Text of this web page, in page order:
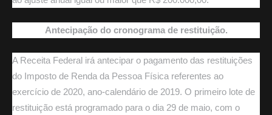
Antecipação do cronograma de restituição.
A Receita Federal irá antecipar o pagamento das restituições
do Imposto de Renda da Pessoa Física referentes ao
exercício de 2020, ano-calendário de 2019. O primeiro lote de
restituição está programado para o dia 29 de maio, com o